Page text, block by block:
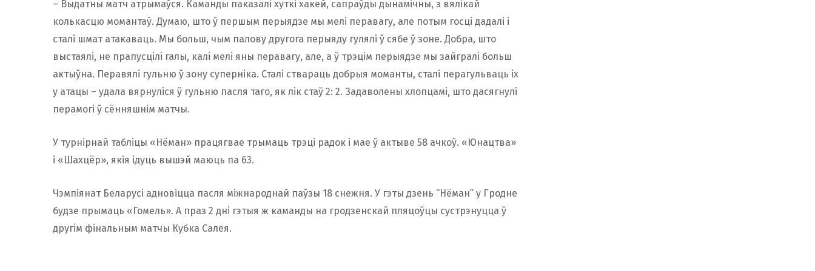
– Выдатны матч атрымаўся. Каманды паказалі хуткі хакей, сапраўды дынамічны, з вялікай
колькасцю момантаў. Думаю, што ў першым перыядзе мы мелі перавагу, але потым госці дадалі і
сталі шмат атакаваць. Мы больш, чым палову другога перыяду гулялі ў сябе ў зоне. Добра, што
выстаялі, не прапусцілі галы, калі мелі яны перавагу, але, а ў трэцім перыядзе мы зайгралі больш
актыўна. Перавялі гульню ў зону суперніка. Сталі ствараць добрыя моманты, сталі перагульваць іх
у атацы – удала вярнуліся ў гульню пасля таго, як лік стаў 2: 2. Задаволены хлопцамі, што дасягнулі
перамогі ў сённяшнім матчы.
У турнірнай табліцы «Нёман» працягвае трымаць трэці радок і мае ў актыве 58 ачкоў. «Юнацтва»
і «Шахцёр», якія ідуць вышэй маюць па 63.
Чэмпіянат Беларусі адновіцца пасля міжнароднай паўзы 18 снежня. У гэты дзень “Нёман” у Гродне
будзе прымаць «Гомель». А праз 2 дні гэтыя ж каманды на гродзенскай пляцоўцы сустрэнуцца ў
другiм фінальным матчы Кубка Салея.